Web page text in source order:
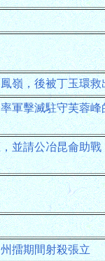
嶺，後被丁玉環救
軍擊滅駐守芙蓉峰
並請公冶昆侖助
擂期間射殺張立